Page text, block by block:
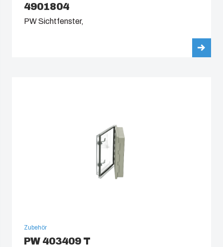
4901804
PW Sichtfenster,
Zubehör
PW 403409 T